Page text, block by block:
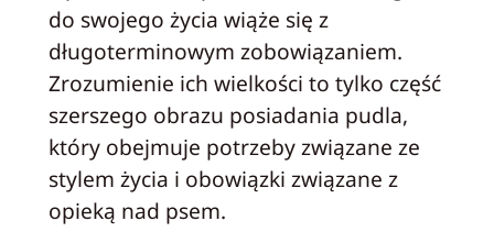
do swojego życia wiąże się z
długoterminowym zobowiązaniem.
Zrozumienie ich wielkości to tylko część
szerszego obrazu posiadania pudla,
który obejmuje potrzeby związane ze
stylem życia i obowiązki związane z
opieką nad psem.